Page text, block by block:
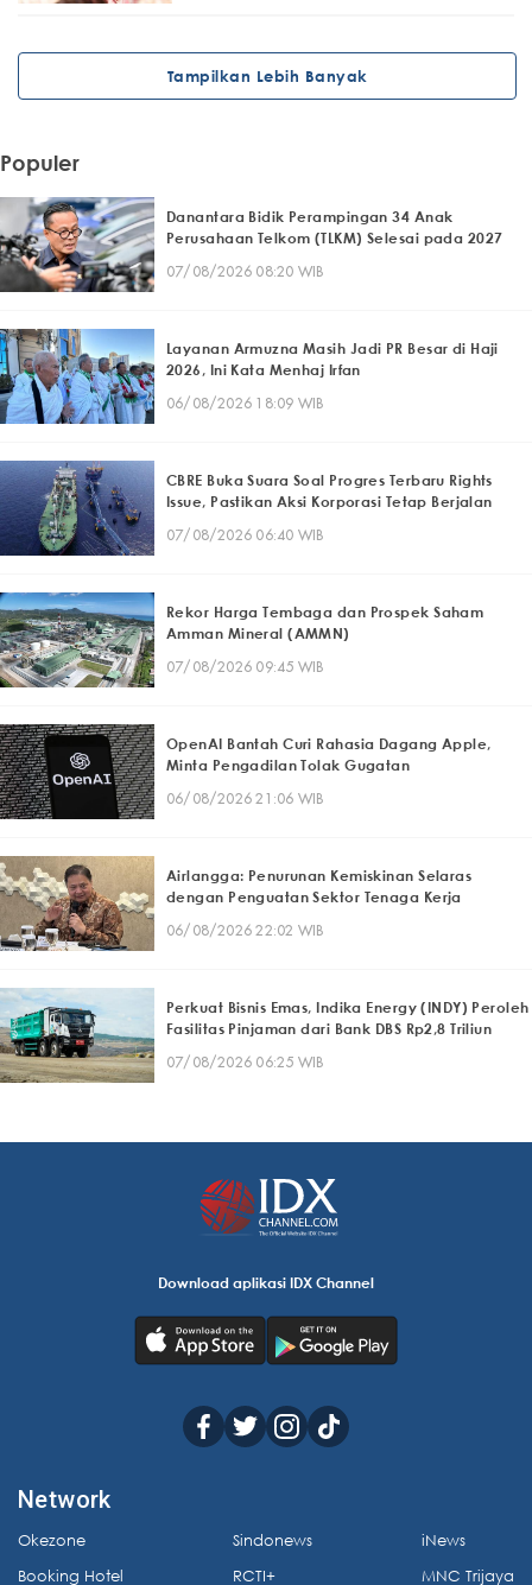
Tampilkan Lebih Banyak
Populer
Danantara Bidik Perampingan 34 Anak
Perusahaan Telkom (TLKM) Selesai pada 2027
07/08/2026 08:20 WIB
Layanan Armuzna Masih Jadi PR Besar di Haji
2026, Ini Kata Menhaj Irfan
06/08/2026 18:09 WIB
CBRE Buka Suara Soal Progres Terbaru Rights
Issue, Pastikan Aksi Korporasi Tetap Berjalan
07/08/2026 06:40 WIB
Rekor Harga Tembaga dan Prospek Saham
Amman Mineral (AMMN)
07/08/2026 09:45 WIB
OpenAI Bantah Curi Rahasia Dagang Apple,
Minta Pengadilan Tolak Gugatan
06/08/2026 21:06 WIB
Airlangga: Penurunan Kemiskinan Selaras
dengan Penguatan Sektor Tenaga Kerja
06/08/2026 22:02 WIB
Perkuat Bisnis Emas, Indika Energy (INDY) Peroleh
Fasilitas Pinjaman dari Bank DBS Rp2,8 Triliun
07/08/2026 06:25 WIB
Download aplikasi IDX Channel
Network
Okezone
Booking Hotel
Sindonews
RCTI+
iNews
MNC Trijaya